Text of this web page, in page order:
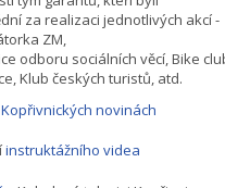
za realizaci jednotlivých akcí -
ZM,
odboru sociálních věcí, Bike
Klub českých turistů, atd.
novinách
instruktážního videa